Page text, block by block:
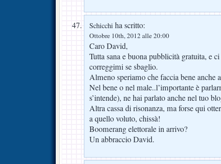
Schicchi ha scritto:
Ottobre 10th, 2012 alle 20:00
Caro David,
Tutta sana e buona pubblicità gratuita, e
correggimi se sbaglio.
Almeno speriamo che faccia bene anche
Nel bene o nel male..l’importante è
s’intende), ne hai parlato anche nel tuo
Altra cassa di risonanza, ma forse qui
a quello voluto, chissà!
Boomerang elettorale in arrivo?
Un abbraccio David.